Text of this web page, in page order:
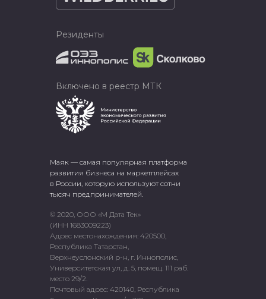
Маяк — самая популярная платформа
развития бизнеса на маркетплейсах
в России, которую используют сотни
тысяч предпринимателей.
© 2020, ООО «М Дата Тек»
(ИНН 1683009223)
Адрес местонахождения: 420500,
Республика Татарстан,
Верхнеуслонский р-н, г. Иннополис,
Университетская ул, д. 5, помещ. 111 раб.
место 29/2.
Почтовый адрес: 420140, Республика
Резиденты
Включено в реестр МТК